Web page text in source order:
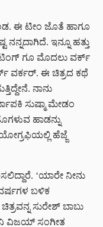
ಈ ಟೀಂ ಜೊತೆ ಹಾಗೂ
ಇನ್ನೂ ಹತ್ತು
ಗೂ ಮೊದಲು ವರ್ಕ್
ವರ್ಕರ್. ಈ ಚಿತ್ರದ ಕಥೆ
ನಾನು
ಸುಷ್ಮಾ ಮೇಡಂ
ಹಾಡನ್ನು
ಹೆಜ್ಜೆ
ʻಯಾರೇ ನೀನು
ಬಳಿಕ
ಸುರೇಶ್ ಬಾಬು
ವಿಜಯ್ ಸಂಗೀತ